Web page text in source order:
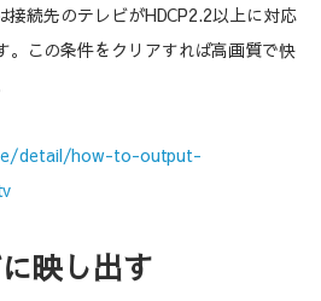
続先のテレビがHDCP2.2以上に対応
。この条件をクリアすれば高画質で快
detail/how-to-output-
映し出す